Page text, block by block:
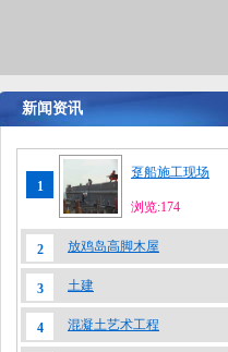
新闻资讯
1
趸船施工现场
浏览:174
2 放鸡岛高脚木屋
3 土建
4 混凝土艺术工程